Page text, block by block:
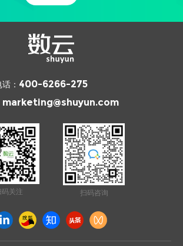
： 400-6266-275
marketing@shuyun.com
码关注 扫码咨询